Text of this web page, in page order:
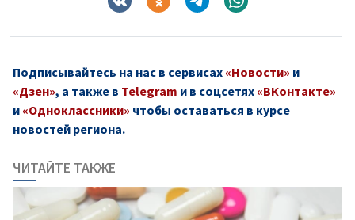
Подписывайтесь на нас в сервисах «Новости» и
«Дзен», а также в Telegram и в соцсетях «ВКонтакте»
и «Одноклассники» чтобы оставаться в курсе
новостей региона.
ЧИТАЙТЕ ТАКЖЕ